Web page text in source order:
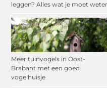
leggen? Alles wat je moet
Meer tuinvogels in Oost-
Brabant met een goed
vogelhuisje